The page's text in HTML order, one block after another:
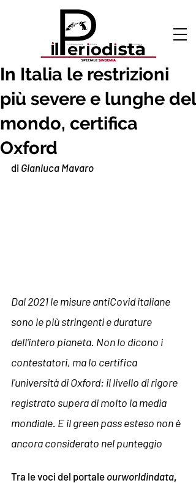
In Italia le restrizioni
più severe e lunghe del
mondo, certifica
Oxford
di Gianluca Mavaro
Dal 2021 le misure antiCovid italiane
sono le più stringenti e durature
dell'intero pianeta. Non lo dicono i
contestatori, ma lo certifica
l'università di Oxford: il livello di rigore
registrato supera di molto la media
mondiale. E il green pass esteso non è
ancora considerato nel punteggio
Tra le voci del portale ourworldindata